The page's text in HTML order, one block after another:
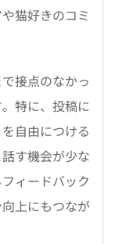
猫好きのコミ
接点のなかっ
特に、投稿に
自由につける
す機会が少な
ィードバック
上にもつなが